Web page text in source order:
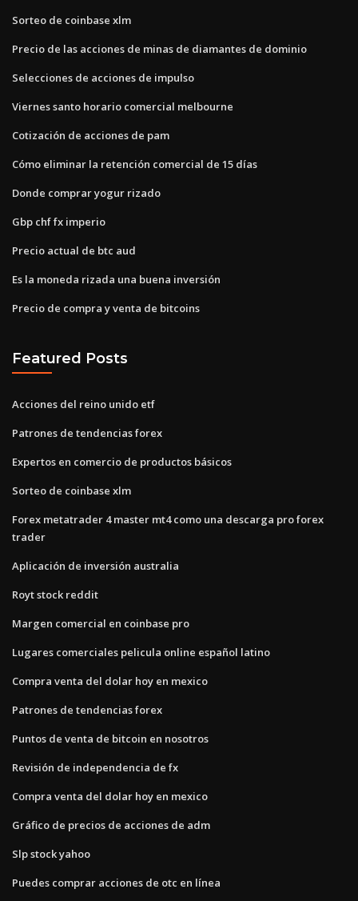
Sorteo de coinbase xlm
Precio de las acciones de minas de diamantes de dominio
Selecciones de acciones de impulso
Viernes santo horario comercial melbourne
Cotización de acciones de pam
Cómo eliminar la retención comercial de 15 días
Donde comprar yogur rizado
Gbp chf fx imperio
Precio actual de btc aud
Es la moneda rizada una buena inversión
Precio de compra y venta de bitcoins
Featured Posts
Acciones del reino unido etf
Patrones de tendencias forex
Expertos en comercio de productos básicos
Sorteo de coinbase xlm
Forex metatrader 4 master mt4 como una descarga pro forex
trader
Aplicación de inversión australia
Royt stock reddit
Margen comercial en coinbase pro
Lugares comerciales pelicula online español latino
Compra venta del dolar hoy en mexico
Patrones de tendencias forex
Puntos de venta de bitcoin en nosotros
Revisión de independencia de fx
Compra venta del dolar hoy en mexico
Gráfico de precios de acciones de adm
Slp stock yahoo
Puedes comprar acciones de otc en línea